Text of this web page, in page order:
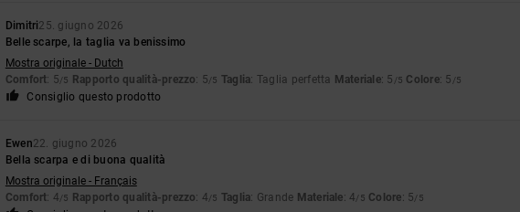
Dimitri25. giugno 2026
Belle scarpe, la taglia va benissimo
Mostra originale - Dutch
Comfort: 5/5 Rapporto qualità-prezzo: 5/5 Taglia: Taglia perfetta Materiale: 5 /5 Colore: 5 /5
Consiglio questo prodotto
Ewen22. giugno 2026
Bella scarpa e di buona qualità
Mostra originale - Français
Comfort: 4/5 Rapporto qualità-prezzo: 4/5 Taglia: Grande Materiale: 4/5 Colore: 5/5